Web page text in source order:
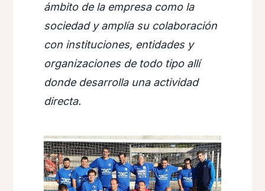
ámbito de la empresa como la
sociedad y amplía su colaboración
con instituciones, entidades y
organizaciones de todo tipo allí
donde desarrolla una actividad
directa.